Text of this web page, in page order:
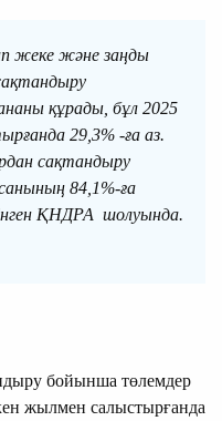
жеке және заңды
құрады, бұл 2025
29,3% -ға аз.
сақтандыру
84,1%-ға
ҚНДРА шолуында.
бойынша төлемдер
жылмен салыстырғанда